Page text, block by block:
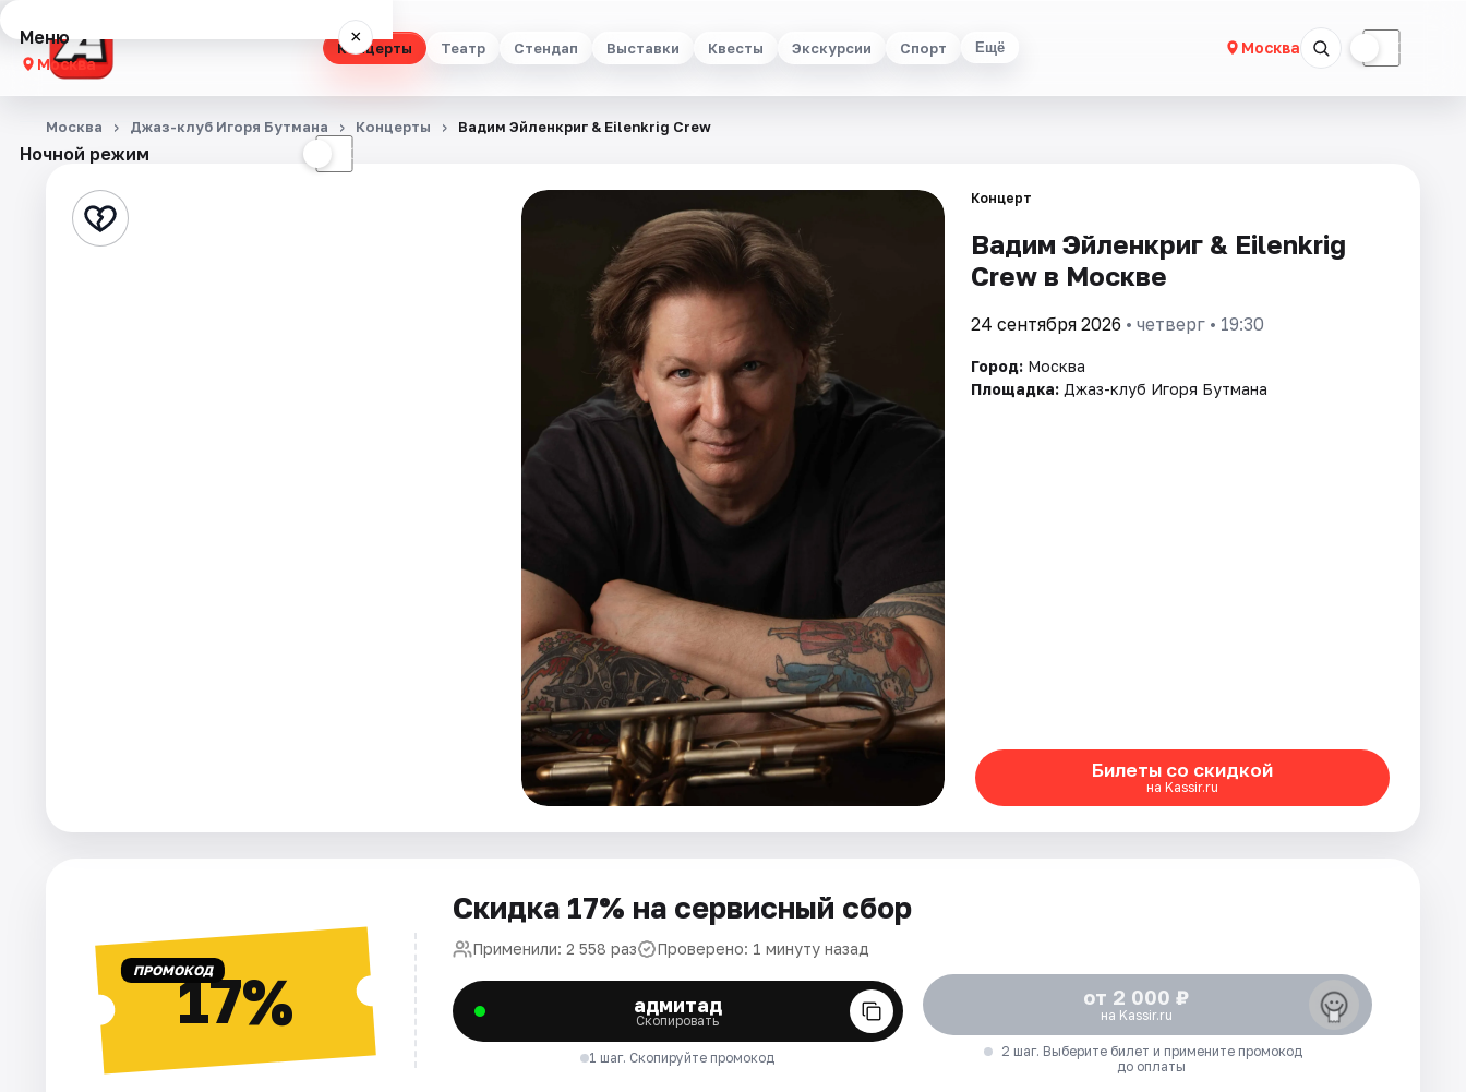
Концерты Театр Стендап Выставки Квесты Экскурсии Спорт Ещё Москва ☾
Меню ×
Москва
Концерты
Стендап
Ночной режим ☾
Москва Джаз-клуб Игоря Бутмана Концерты Вадим Эйленкриг & Eilenkrig Crew
Концерт
Вадим Эйленкриг & Eilenkrig
Crew в Москве
24 сентября 2026 • четверг • 19:30
Город: Москва
Площадка: Джаз-клуб Игоря Бутмана
Билеты со скидкой
на Kassir.ru
ПРОМОКОД17%
Скидка 17% на сервисный сбор
Применили: 2 558 раз Проверено: 1 минуту назад
адмитад
Скопировать
1 шаг. Скопируйте промокод
от 2 000 ₽
на Kassir.ru
2 шаг. Выберите билет и примените промокод
до оплаты